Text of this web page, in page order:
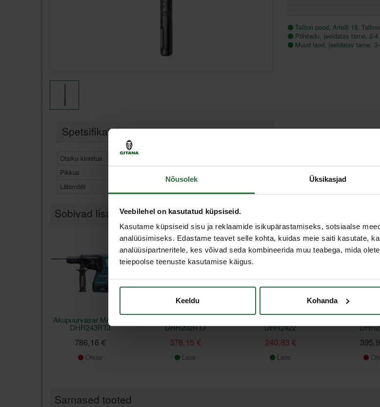
Nõusolek Üksikasjad
Veebilehel on kasutatud küpsiseid.
Kasutame küpsiseid sisu ja reklaamide isikupärastamiseks, sotsiaalse
analüüsimiseks. Edastame teavet selle kohta, kuidas meie saiti kasutate,
analüüsipartneritele, kes võivad seda kombineerida muu teabega, mida
teiepoolse teenuste kasutamise käigus.
Keeldu Kohanda
Tallinn pood, Artelli 19, Tallinn
Põhiladu, (eeldatav tarne, 2-4
Muud laod, (eeldatav tarne,
Spetsifikatsioon
Otsiku kinnitus
Pikkus
Läbimõõt
Sobivad lisad
Akupuurvasar MAKITA
DHR243RTJ
786,16 €
Otsas
Allahinnatud!
DHR202RTJ
378,15 €
Laos
Allahinnatud!
DHR242Z
240,83 €
Laos
Sarnased tooted